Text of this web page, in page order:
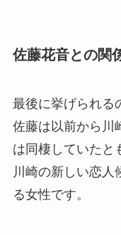
佐藤花音との関
最後に挙げられる
佐藤は以前から川
は同棲していたと
川崎の新しい恋人
る女性です。